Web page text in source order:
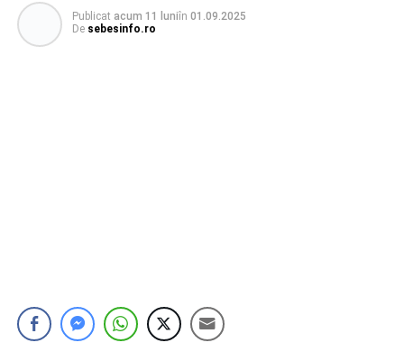
Publicat acum 11 luniîn 01.09.2025
De sebesinfo.ro